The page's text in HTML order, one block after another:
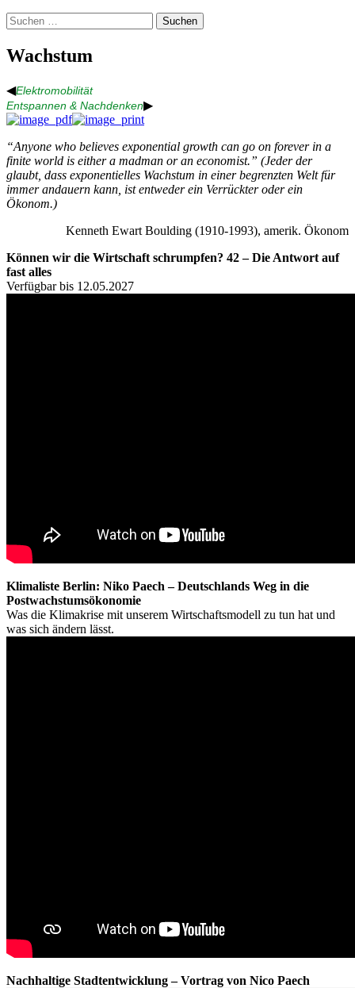
Suchen
nach:
Wachstum
◀Elektromobilität
Entspannen & Nachdenken▶
“Anyone who believes exponential growth can go on forever in a
finite world is either a madman or an economist.” (Jeder der
glaubt, dass exponentielles Wachstum in einer begrenzten Welt für
immer andauern kann, ist entweder ein Verrückter oder ein
Ökonom.)
Kenneth Ewart Boulding (1910-1993), amerik. Ökonom
Können wir die Wirtschaft schrumpfen? 42 – Die Antwort auf
fast alles
Verfügbar bis 12.05.2027
Klimaliste Berlin: Niko Paech – Deutschlands Weg in die
Postwachstumsökonomie
Was die Klimakrise mit unserem Wirtschaftsmodell zu tun hat und
was sich ändern lässt.
Nachhaltige Stadtentwicklung – Vortrag von Nico Paech